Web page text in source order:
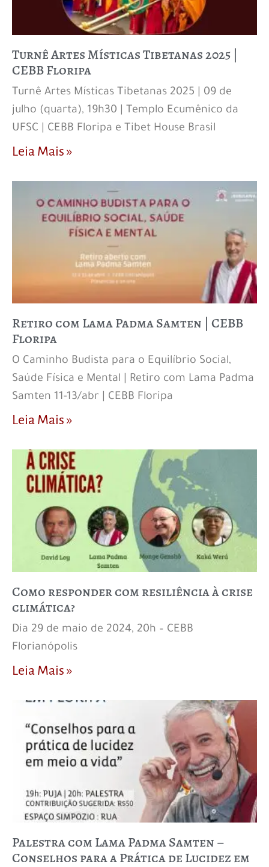
Turnê Artes Místicas Tibetanas 2025 |
CEBB Floripa
Turnê Artes Místicas Tibetanas 2025 | 09 de
julho (quarta), 19h30 | Templo Ecumênico da
UFSC | CEBB Floripa e Tibet House Brasil
Leia Mais »
Retiro com Lama Padma Samten | CEBB
Floripa
O Caminho Budista para o Equilíbrio Social,
Saúde Física e Mental | Retiro com Lama Padma
Samten 11-13/abr | CEBB Floripa
Leia Mais »
Como responder com resiliência à crise
climática?
Dia 29 de maio de 2024, 20h – CEBB
Florianópolis
Leia Mais »
Palestra com Lama Padma Samten –
Conselhos para a Prática de Lucidez em